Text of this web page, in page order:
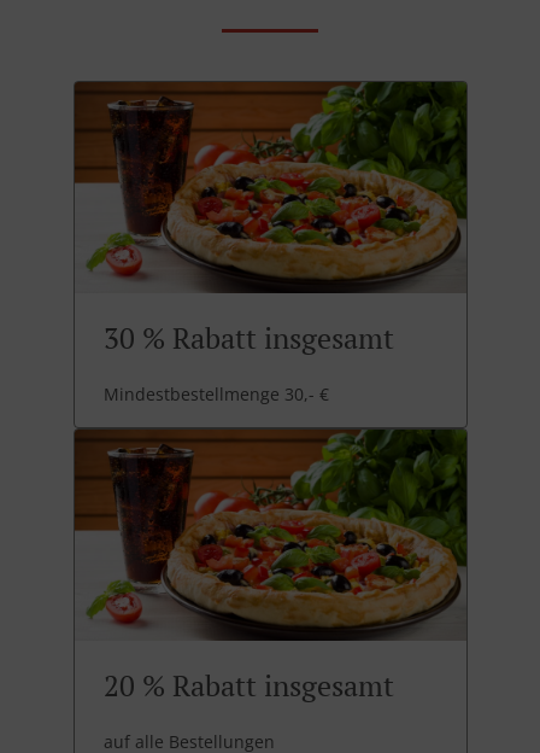
30 % Rabatt insgesamt
Mindestbestellmenge 30,- €
20 % Rabatt insgesamt
auf alle Bestellungen